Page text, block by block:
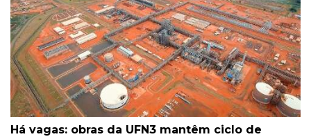
Há vagas: obras da UFN3 mantêm ciclo de